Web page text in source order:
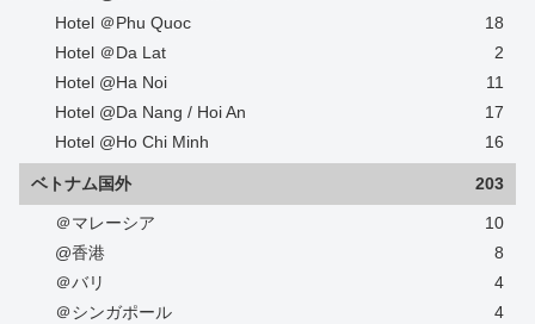
Hotel ＠Phu Quoc
18
Hotel ＠Da Lat
2
Hotel @Ha Noi
11
Hotel @Da Nang / Hoi An
17
Hotel @Ho Chi Minh
16
ベトナム国外 203
＠マレーシア
10
@香港
8
＠バリ
4
＠シンガポール
4